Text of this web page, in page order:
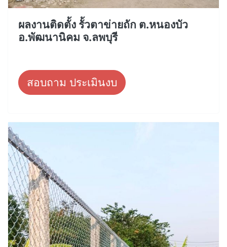
ผลงานติดตั้ง รั้วตาข่ายถัก ต.หนองบัว
อ.พัฒนานิคม จ.ลพบุรี
สอบถาม ประเมินงบ